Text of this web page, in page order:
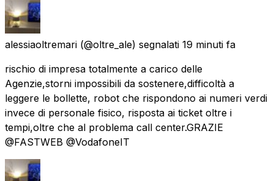
alessiaoltremari (@oltre_ale) segnalati 19 minuti fa
rischio di impresa totalmente a carico delle
Agenzie,storni impossibili da sostenere,difficoltà a
leggere le bollette, robot che rispondono ai numeri verdi
invece di personale fisico, risposta ai ticket oltre i
tempi,oltre che al problema call center.GRAZIE
@FASTWEB @VodafoneIT